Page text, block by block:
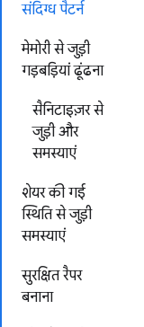
संदिग्ध पैटर्न
मेमोरी से जुड़ी
गड़बड़ियां ढूंढना
सैनिटाइज़र से
जुड़ी और
समस्याएं
शेयर की गई
स्थिति से जुड़ी
समस्याएं
सुरक्षित रैपर
बनाना